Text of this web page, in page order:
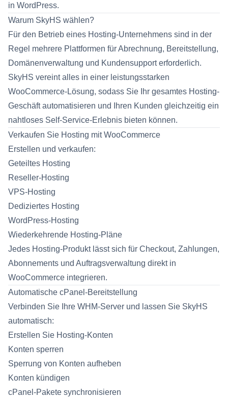
in WordPress.
Warum SkyHS wählen?
Für den Betrieb eines Hosting-Unternehmens sind in der
Regel mehrere Plattformen für Abrechnung, Bereitstellung,
Domänenverwaltung und Kundensupport erforderlich.
SkyHS vereint alles in einer leistungsstarken
WooCommerce-Lösung, sodass Sie Ihr gesamtes Hosting-
Geschäft automatisieren und Ihren Kunden gleichzeitig ein
nahtloses Self-Service-Erlebnis bieten können.
Verkaufen Sie Hosting mit WooCommerce
Erstellen und verkaufen:
Geteiltes Hosting
Reseller-Hosting
VPS-Hosting
Dediziertes Hosting
WordPress-Hosting
Wiederkehrende Hosting-Pläne
Jedes Hosting-Produkt lässt sich für Checkout, Zahlungen,
Abonnements und Auftragsverwaltung direkt in
WooCommerce integrieren.
Automatische cPanel-Bereitstellung
Verbinden Sie Ihre WHM-Server und lassen Sie SkyHS
automatisch:
Erstellen Sie Hosting-Konten
Konten sperren
Sperrung von Konten aufheben
Konten kündigen
cPanel-Pakete synchronisieren